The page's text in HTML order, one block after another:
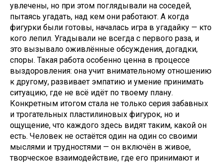
увлечены, но при этом поглядывали на соседей,
пытаясь угадать, над кем они работают. А когда
фигурки были готовы, началась игра в угадайку — кто
кого лепил. Угадывали не всегда с первого раза, и
это вызывало оживлённые обсуждения, догадки,
споры. Такая работа особенно ценна в процессе
выздоровления: она учит внимательному отношению
к другому, развивает эмпатию и умение принимать
ситуацию, где не всё идёт по твоему плану.
Конкретным итогом стала не только серия забавных
и трогательных пластилиновых фигурок, но и
ощущение, что каждого здесь видят таким, какой он
есть. Человек не остаётся один на один со своими
мыслями и трудностями — он включён в живое,
творческое взаимодействие, где его принимают и